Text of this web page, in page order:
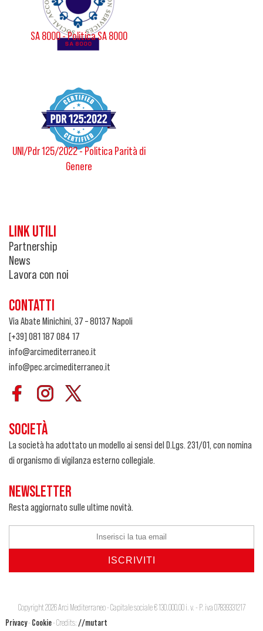
SA 8000 - Politica SA 8000
UNI/Pdr 125/2022 - Politica Parità di
Genere
LINK UTILI
Partnership
News
Lavora con noi
CONTATTI
Via Abate Minichini, 37 – 80137 Napoli
[+39] 081 187 084 17
info@arcimediterraneo.it
info@pec.arcimediterraneo.it
SOCIETÀ
La società ha adottato un modello ai sensi del D.Lgs. 231/01, con nomina
di organismo di vigilanza esterno collegiale.
NEWSLETTER
Resta aggiornato sulle ultime novità.
Copyright 2026 Arci Mediterraneo - Capitale sociale € 130.000,00 i. v. - P. iva 07839331217
Privacy- Cookie- Credits: //mutart